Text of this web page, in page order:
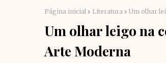
Página inicial Literatura Um olhar
Um olhar leigo na
Arte Moderna